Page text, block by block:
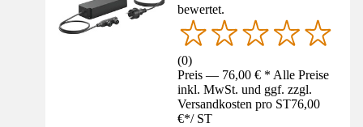
bewertet.
(0)
Preis — 76,00 € * Alle Preise
inkl. MwSt. und ggf. zzgl.
Versandkosten pro ST76,00
€*/ ST